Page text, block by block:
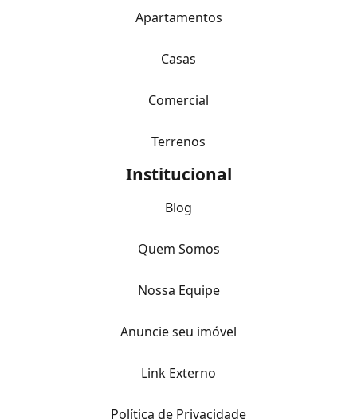
Apartamentos
Casas
Comercial
Terrenos
Institucional
Blog
Quem Somos
Nossa Equipe
Anuncie seu imóvel
Link Externo
Política de Privacidade